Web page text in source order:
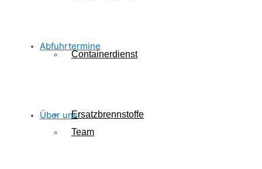
Containerdienst
Ersatzbrennstoffe
Abfuhrtermine
Über uns
Team